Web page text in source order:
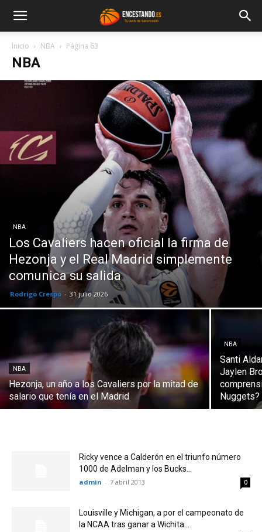
Inicio NBA Página 63
NBA
NBA
Los Cavaliers hacen oficial la firma de
Hezonja y el Real Madrid simplemente
comunica su salida
Rodrigo Crespo - 31 julio 2026
NBA
Hezonja, un año a los Cavaliers por la mitad de
salario que tenía en el Madrid
NBA
Santi
Jaylen
Nuggets?
Ricky vence a Calderón en el triunfo número
1000 de Adelman y los Bucks...
admin - 7 abril 2013 0
Louisville y Michigan, a por el campeonato de
la NCAA tras ganar a Wichita...